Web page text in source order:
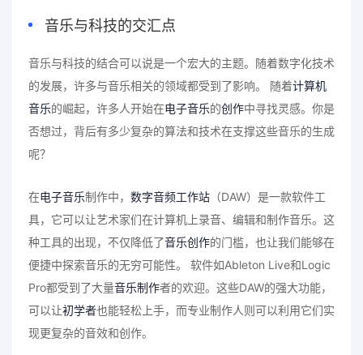
音乐与科技的交汇点
音乐与科技的结合可以说是一个宏大的主题。随着数字化技术
的发展，许多与音乐相关的领域都受到了影响。 随着计算机
音乐的崛起，许多人开始在电子音乐的创作中寻找灵感。你是
否想过，背后有多少复杂的算法和技术在支撑这些音乐的生成
呢？
在电子音乐制作中， 数字音频工作站 （DAW）是一款软件工
具，它可以让艺术家们在计算机上录音、编辑和制作音乐。这
种工具的出现，不仅降低了音乐创作的门槛，也让我们能够在
便捷中探索音乐的无穷可能性。 软件如Ableton Live和Logic
Pro都受到了大量音乐制作者的欢迎。这些DAW的强大功能，
可以让初学者也能轻松上手，而专业制作人则可以利用它们实
现更复杂的音效和创作。